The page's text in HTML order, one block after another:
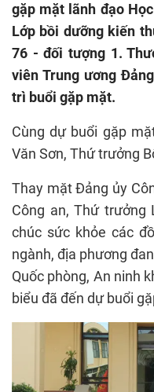
gặp mặt lãnh đạo
Lớp bồi dưỡng kiến
76 - đối tượng 1.
viên Trung ương
trì buổi gặp mặt.
Cùng dự buổi gặp
Văn Sơn, Thứ trưởng
Thay mặt Đảng ủy
Công an, Thứ trưởng
chúc sức khỏe các
ngành, địa phương
Quốc phòng, An ninh
biểu đã đến dự buổi